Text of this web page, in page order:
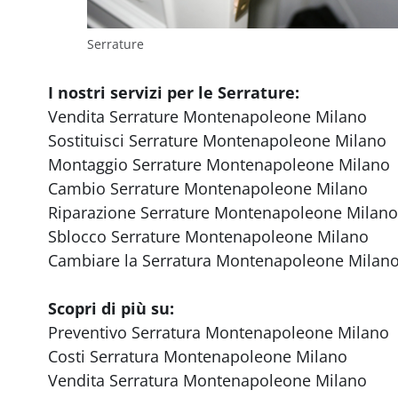
Serrature
I nostri servizi per le Serrature:
Vendita Serrature Montenapoleone Milano
Sostituisci Serrature Montenapoleone Milano
Montaggio Serrature Montenapoleone Milano
Cambio Serrature Montenapoleone Milano
Riparazione Serrature Montenapoleone Milano
Sblocco Serrature Montenapoleone Milano
Cambiare la Serratura Montenapoleone Milano
Scopri di più su:
Preventivo Serratura Montenapoleone Milano
Costi Serratura Montenapoleone Milano
Vendita Serratura Montenapoleone Milano